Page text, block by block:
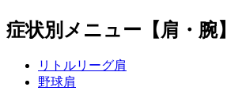
症状別メニュー【肩・腕】
リトルリーグ肩
野球肩